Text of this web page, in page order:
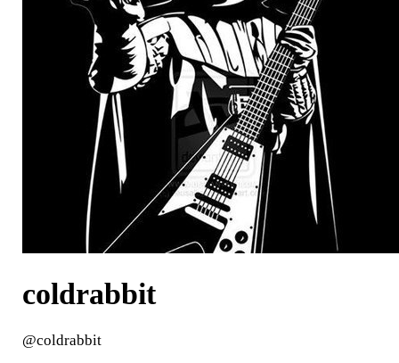
coldrabbit
@coldrabbit